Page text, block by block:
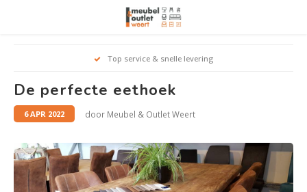
Hoofdmenu / woonmeubelen
Banken
Relaxstoelen
Dressoirs
Top service & snelle levering
De perfecte eethoek
6 APR 2022 door Meubel & Outlet Weert